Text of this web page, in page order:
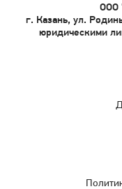
ООО
г. Казань, ул.
юридическими